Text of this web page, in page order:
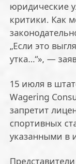
юридические
критики. Как
„Если это
утка…“», —
15 июля в
Wagering
запретит
спортивных
указанными в